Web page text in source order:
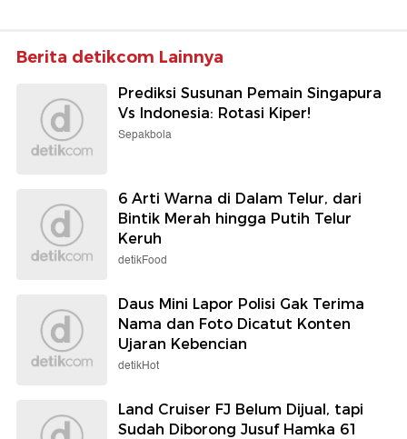
Berita detikcom Lainnya
Prediksi Susunan Pemain Singapura
Vs Indonesia: Rotasi Kiper!
Sepakbola
6 Arti Warna di Dalam Telur, dari
Bintik Merah hingga Putih Telur
Keruh
detikFood
Daus Mini Lapor Polisi Gak Terima
Nama dan Foto Dicatut Konten
Ujaran Kebencian
detikHot
Land Cruiser FJ Belum Dijual, tapi
Sudah Diborong Jusuf Hamka 61